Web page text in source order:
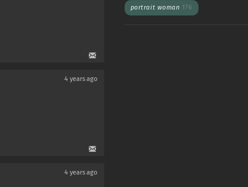
4 years ago
4 years ago
portrait woman 176